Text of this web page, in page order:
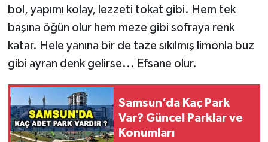
bol, yapımı kolay, lezzeti tokat gibi. Hem tek
başına öğün olur hem meze gibi sofraya renk
katar. Hele yanına bir de taze sıkılmış limonla buz
gibi ayran denk gelirse... Efsane olur.
Samsun’da Kaç Park
Var? Güncel Parklar ve
Konumları